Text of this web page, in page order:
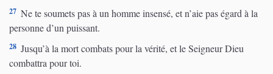
27 Ne te soumets pas à un homme insensé, et n’aie pas égard à la
personne d’un puissant.
28 Jusqu’à la mort combats pour la vérité, et le Seigneur Dieu
combattra pour toi.